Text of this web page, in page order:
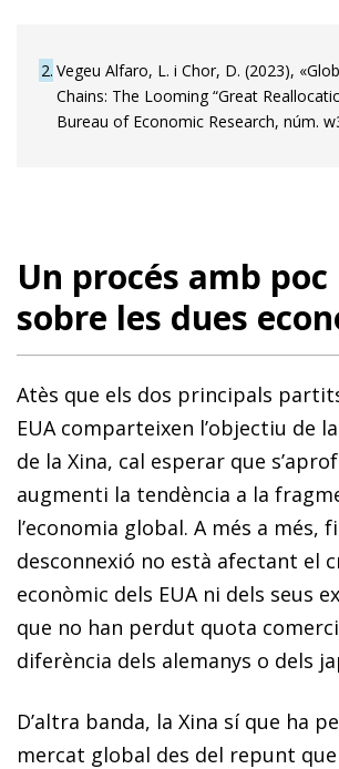
2 Vegeu Alfaro, L. i Chor, D. (2023),
Chains: The Looming “Great
Bureau of Economic Research, núm.
Un procés amb
sobre les dues
Atès que els dos principals
EUA comparteixen l’objectiu de
de la Xina, cal esperar que
augmenti la tendència a la
l’economia global. A més a més,
desconnexió no està afectant el
econòmic dels EUA ni dels seus
que no han perdut quota
diferència dels alemanys o dels
D’altra banda, la Xina sí que ha
mercat global des del repunt